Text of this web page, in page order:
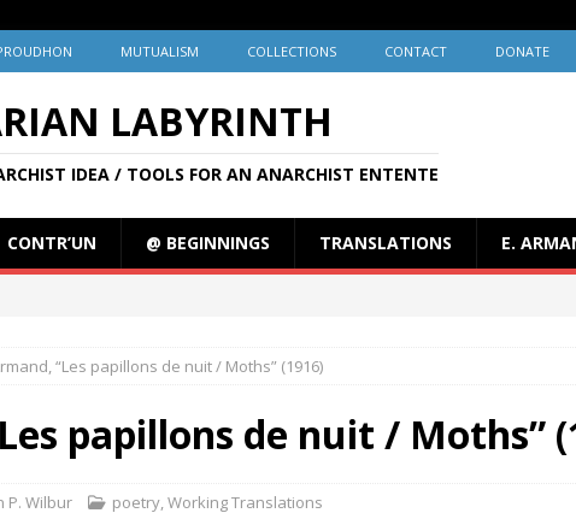
MUTUALISM COLLECTIONS CONTACT DONATE
LABYRINTH
IDEA / TOOLS FOR AN ANARCHIST ENTENTE
CONTR’UN @ BEGINNINGS TRANSLATIONS E.
“Les papillons de nuit / Moths” (1916)
papillons de nuit / Moths”
P. Wilbur poetry,Working Translations